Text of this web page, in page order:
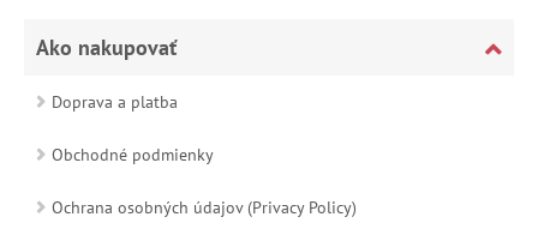
Ako nakupovať
Doprava a platba
Obchodné podmienky
Ochrana osobných údajov (Privacy Policy)